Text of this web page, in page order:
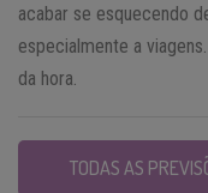
acabar se esquecendo
especialmente a
da hora.
TODAS AS